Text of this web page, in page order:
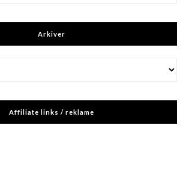
Arkiver
Affiliate links / reklame